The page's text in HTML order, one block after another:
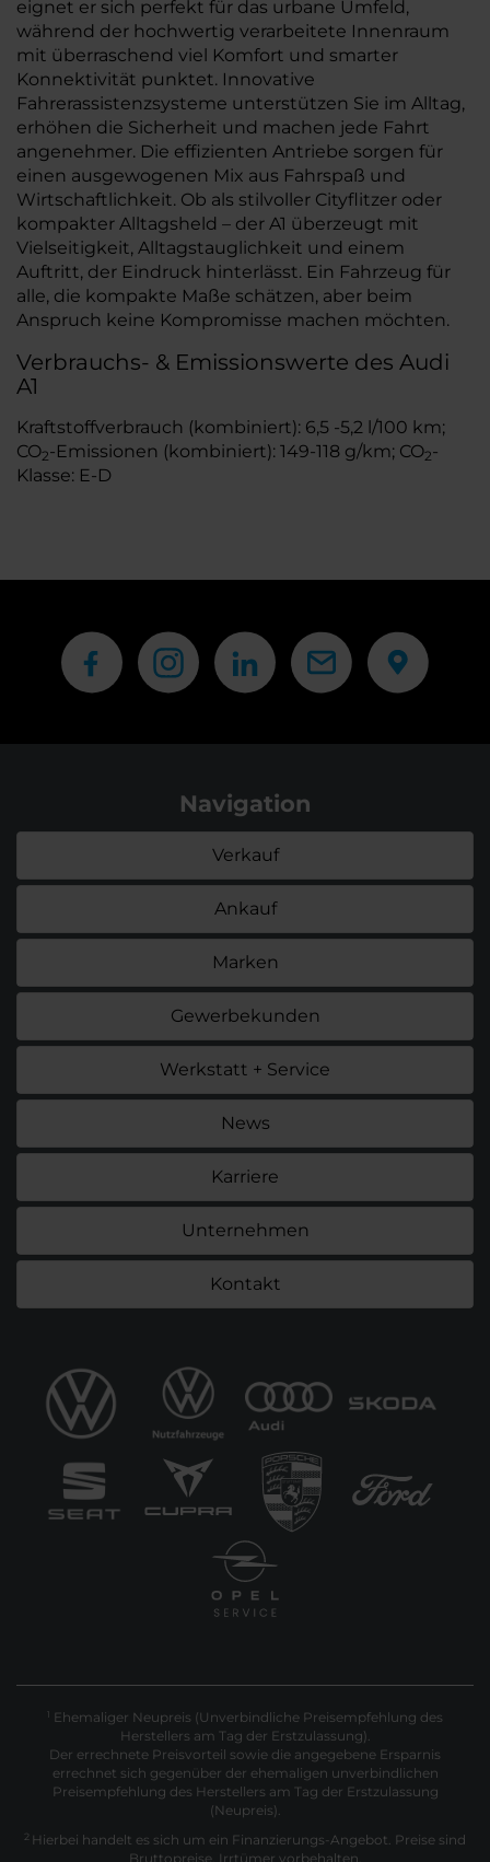
eignet er sich perfekt für das urbane Umfeld,
während der hochwertig verarbeitete Innenraum
mit überraschend viel Komfort und smarter
Konnektivität punktet. Innovative
Fahrerassistenzsysteme unterstützen Sie im Alltag,
erhöhen die Sicherheit und machen jede Fahrt
angenehmer. Die effizienten Antriebe sorgen für
einen ausgewogenen Mix aus Fahrspaß und
Wirtschaftlichkeit. Ob als stilvoller Cityflitzer oder
kompakter Alltagsheld – der A1 überzeugt mit
Vielseitigkeit, Alltagstauglichkeit und einem
Auftritt, der Eindruck hinterlässt. Ein Fahrzeug für
alle, die kompakte Maße schätzen, aber beim
Anspruch keine Kompromisse machen möchten.
Verbrauchs- & Emissionswerte des Audi
A1
Kraftstoffverbrauch (kombiniert): 6,5 -5,2 l/100 km;
CO2-Emissionen (kombiniert): 149-118 g/km; CO2-
Klasse: E-D
Navigation
Verkauf
Ankauf
Marken
Gewerbekunden
Werkstatt + Service
News
Karriere
Unternehmen
Kontakt
1 Ehemaliger Neupreis (Unverbindliche Preisempfehlung des
Herstellers am Tag der Erstzulassung).
Der errechnete Preisvorteil sowie die angegebene Ersparnis
errechnet sich gegenüber der ehemaligen unverbindlichen
Preisempfehlung des Herstellers am Tag der Erstzulassung
(Neupreis).
2 Hierbei handelt es sich um ein Finanzierungs-Angebot. Preise sind
Bruttopreise. Irrtümer vorbehalten.